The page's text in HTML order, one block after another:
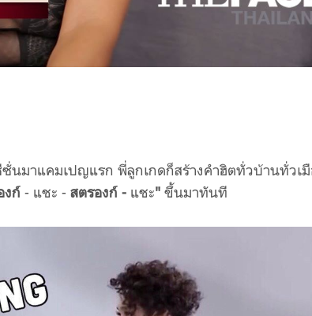
นมาแคมเปญแรก พี่ลูกเกดก็สร้างคำฮิตทั่วบ้านทั่วเ
งก์ - แชะ -สตรองก์ - แชะ" ขึ้นมาทันที